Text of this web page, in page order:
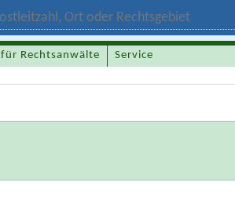
für Rechtsanwälte Service